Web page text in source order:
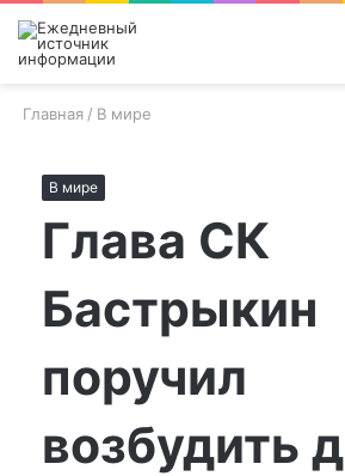
Главная / В мире
В мире
Глава СК
Бастрыкин
поручил
возбудить